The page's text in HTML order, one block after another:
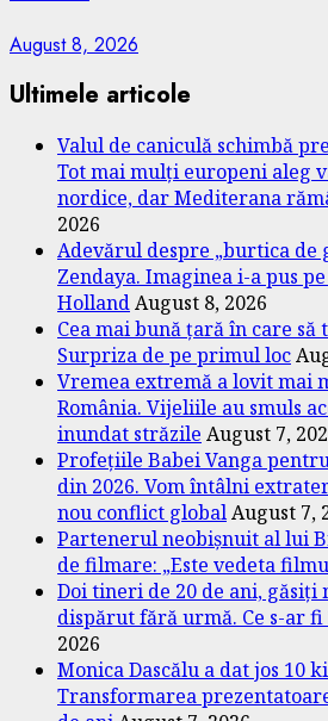
August 8, 2026
Ultimele articole
Valul de caniculă schimbă
Tot mai mulți europeni aleg
nordice, dar Mediterana
2026
Adevărul despre „burtica de
Zendaya. Imaginea i-a pus
HollandAugust 8, 2026
Cea mai bună țară în care să
Surpriza de pe primul loc
Vremea extremă a lovit mai
România. Vijeliile au smuls
inundat străzile August 7,
Profețiile Babei Vanga
din 2026. Vom întâlni
nou conflict globalAugust 7,
Partenerul neobișnuit al lui
de filmare: „Este vedeta
Doi tineri de 20 de ani, găsiți
dispărut fără urmă. Ce s-ar
2026
Monica Dascălu a dat jos 10
Transformarea